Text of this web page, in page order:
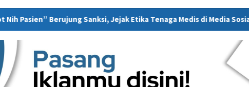
Jejak Etika Tenaga Medis di Media Sosial Kembali Dipertanyakan